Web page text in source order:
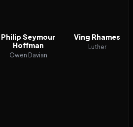
Philip Seymour
Hoffman
Owen Davian
Ving Rhames
Luther